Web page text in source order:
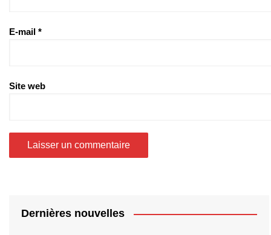
E-mail *
Site web
Dernières nouvelles